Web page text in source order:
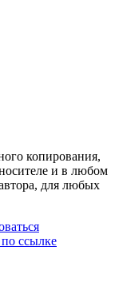
копирования,
и в любом
для любых
ссылке